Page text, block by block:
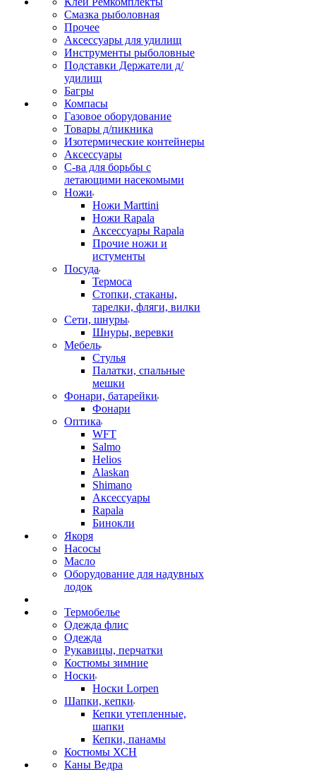
Смазка рыболовная
Прочее
Аксессуары для удилищ
Инструменты рыболовные
Подставки Держатели д/
удилищ
Багры
Компасы
Газовое оборудование
Товары д/пикника
Изотермические контейнеры
Аксессуары
С-ва для борьбы с
летающими насекомыми
Ножи
Ножи Marttini
Ножи Rapala
Аксессуары Rapala
Прочие ножи и
истументы
Посуда
Термоса
Стопки, стаканы,
тарелки, фляги, вилки
Сети, шнуры
Шнуры, веревки
Мебель
Стулья
Палатки, спальные
мешки
Фонари, батарейки
Фонари
Оптика
WFT
Salmo
Helios
Alaskan
Shimano
Аксессуары
Rapala
Бинокли
Якоря
Насосы
Масло
Оборудование для надувных
лодок
Термобелье
Одежда флис
Одежда
Рукавицы, перчатки
Костюмы зимние
Носки
Носки Lorpen
Шапки, кепки
Кепки утепленные,
шапки
Кепки, панамы
Костюмы ХСН
Каны Ведра